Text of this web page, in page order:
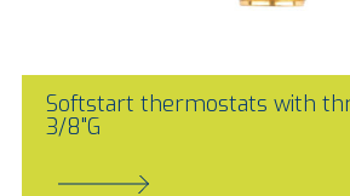
Softstart thermostats with
3/8"G